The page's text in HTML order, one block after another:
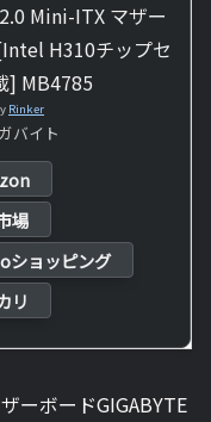
Mini-ITX マザー
H310チップセ
] MB4785
Rinker
バイト
場
ショッピング
リ
ーボードGIGABYTE